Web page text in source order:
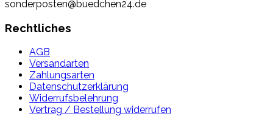
sonderposten@buedchen24.de
Rechtliches
AGB
Versandarten
Zahlungsarten
Datenschutzerklärung
Widerrufsbelehrung
Vertrag / Bestellung widerrufen